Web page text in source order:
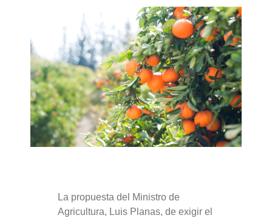
La propuesta del Ministro de
Agricultura, Luis Planas, de exigir el